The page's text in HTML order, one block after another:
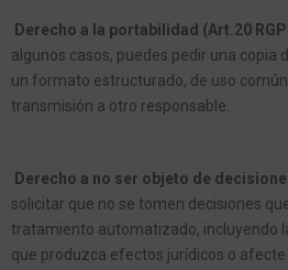
Derecho a la portabilidad (Art.20
algunos casos, puedes pedir una copia
un formato estructurado, de uso
transmisión a otro responsable.
Derecho a no ser objeto de
solicitar que no se tomen decisiones
tratamiento automatizado, incluyendo
que produzca efectos jurídicos o